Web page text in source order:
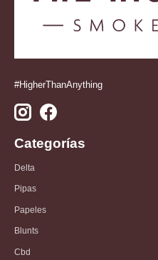
#HigherThanAnything
Categorías
Delta
Pipas
Papeles
Blunts
Cbd